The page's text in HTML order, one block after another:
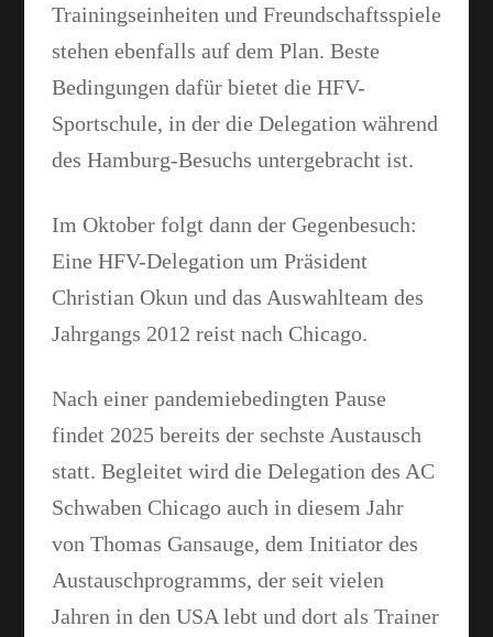
Trainingseinheiten und Freundschaftsspiele
stehen ebenfalls auf dem Plan. Beste
Bedingungen dafür bietet die HFV-
Sportschule, in der die Delegation während
des Hamburg-Besuchs untergebracht ist.
Im Oktober folgt dann der Gegenbesuch:
Eine HFV-Delegation um Präsident
Christian Okun und das Auswahlteam des
Jahrgangs 2012 reist nach Chicago.
Nach einer pandemiebedingten Pause
findet 2025 bereits der sechste Austausch
statt. Begleitet wird die Delegation des AC
Schwaben Chicago auch in diesem Jahr
von Thomas Gansauge, dem Initiator des
Austauschprogramms, der seit vielen
Jahren in den USA lebt und dort als Trainer